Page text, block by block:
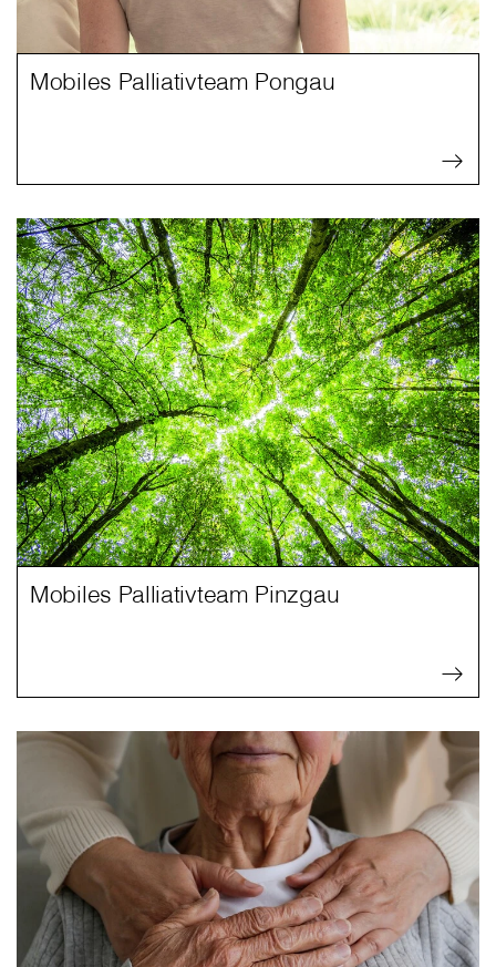
Mobiles Palliativteam Pongau
Mobiles Palliativteam Pinzgau